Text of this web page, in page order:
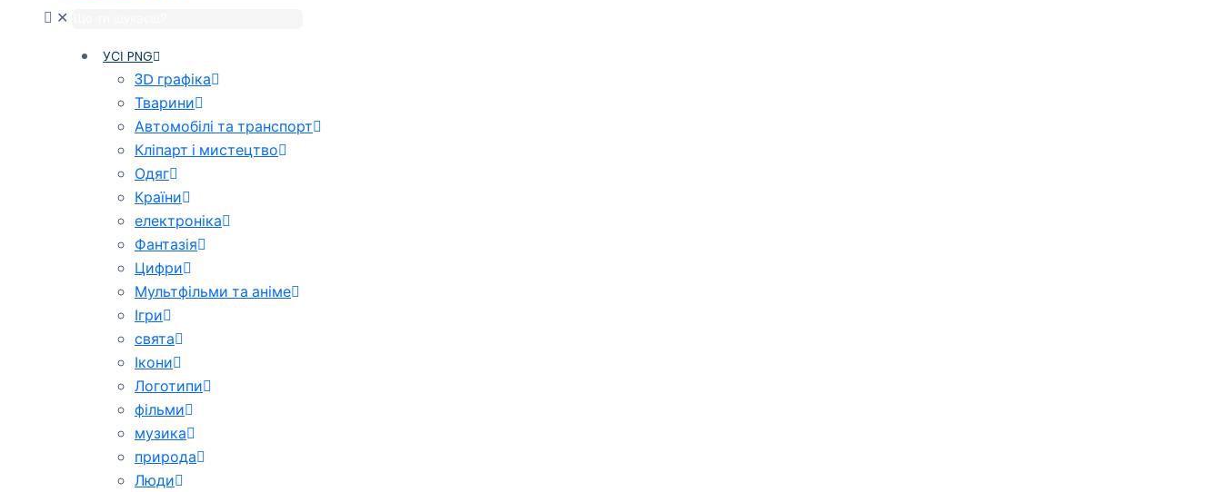
✕
УСІ PNG
3D графіка
Тварини
Автомобілі та транспорт
Кліпарт і мистецтво
Одяг
Країни
електроніка
Фантазія
Цифри
Мультфільми та аніме
Ігри
свята
Ікони
Логотипи
фільми
музика
природа
Люди